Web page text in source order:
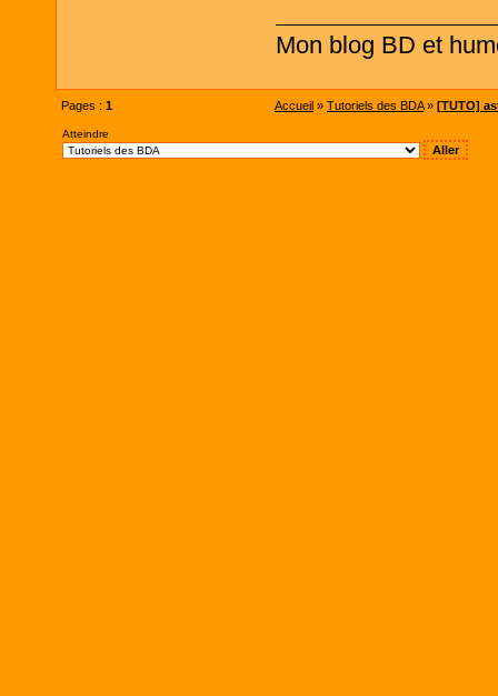
Mon blog BD et
Pages : 1 Accueil » Tutoriels des BDA » [TUTO]
Atteindre